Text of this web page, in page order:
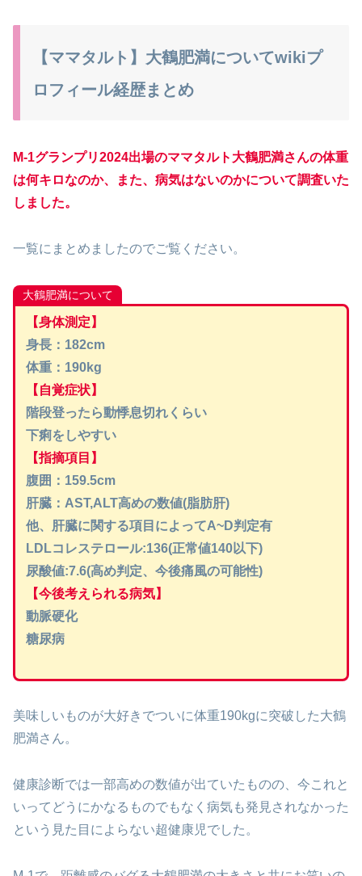
【ママタルト】大鶴肥満についてwikiプ
ロフィール経歴まとめ
M-1グランプリ2024出場のママタルト 大鶴肥満さんの体重
は何キロなのか、また、病気はないのかについて調査いた
しました。
一覧にまとめましたのでご覧ください。
大鶴肥満について
【身体測定】
身長：182cm
体重：190kg
【自覚症状】
階段登ったら動悸息切れくらい
下痢をしやすい
【指摘項目】
腹囲：159.5cm
肝臓：AST,ALT高めの数値(脂肪肝)
他、肝臓に関する項目によってA~D判定有
LDLコレステロール:136(正常値140以下)
尿酸値:7.6(高め判定、今後痛風の可能性)
【今後考えられる病気】
動脈硬化
糖尿病
美味しいものが大好きでついに体重190kgに突破した大鶴
肥満さん。
健康診断では一部高めの数値が出ていたものの、今これと
いってどうにかなるものでもなく病気も発見されなかった
という見た目によらない超健康児でした。